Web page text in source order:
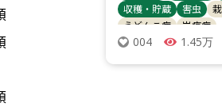
収穫・貯蔵
害虫
うどんこ病
炭疽病
004 1.45万